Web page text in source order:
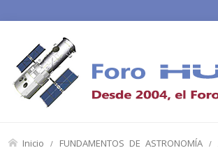
Inicio FUNDAMENTOS DE ASTRONOMÍA